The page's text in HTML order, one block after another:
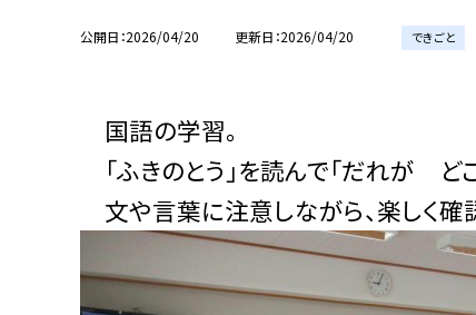
公開日 2026/04/20 更新日 2026/04/20 できごと
国語の学習。
「ふきのとう」を読んで「だれが
文や言葉に注意しながら、楽しく確